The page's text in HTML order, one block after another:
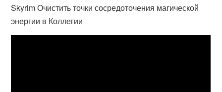
Skyrim Очистить точки сосредоточения магической
энергии в Коллегии